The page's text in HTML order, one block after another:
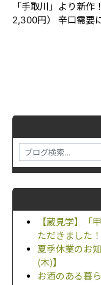
【蔵見学】「
ただきました！
夏季休業のお
(木)】
お酒のある暮
「手取川」より新
2,300円） 辛口需要